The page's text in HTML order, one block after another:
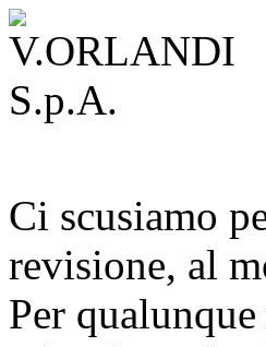
Ci scusiamo
revisione, al
Per